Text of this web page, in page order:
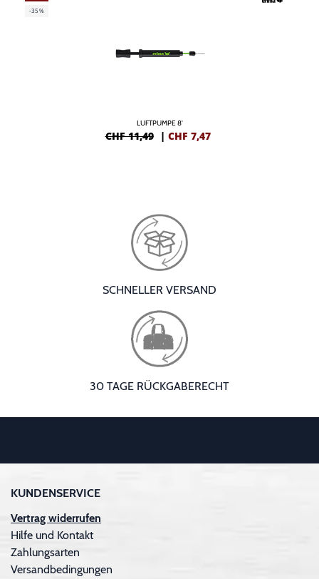
-35%
LUFTPUMPE 8'
CHF 11,49 | CHF 7,47
SCHNELLER VERSAND
30 TAGE RÜCKGABERECHT
KUNDENSERVICE
Vertrag widerrufen
Hilfe und Kontakt
Zahlungsarten
Versandbedingungen